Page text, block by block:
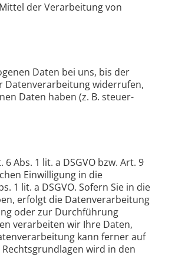
der Verarbeitung von
Daten bei uns, bis der
Datenverarbeitung widerrufen,
Daten haben (z. B. steuer-
Abs. 1 lit. a DSGVO bzw. Art. 9
Einwilligung in die
1 lit. a DSGVO. Sofern Sie in die
erfolgt die Datenverarbeitung
oder zur Durchführung
verarbeiten wir Ihre Daten,
kann ferner auf
wird in den